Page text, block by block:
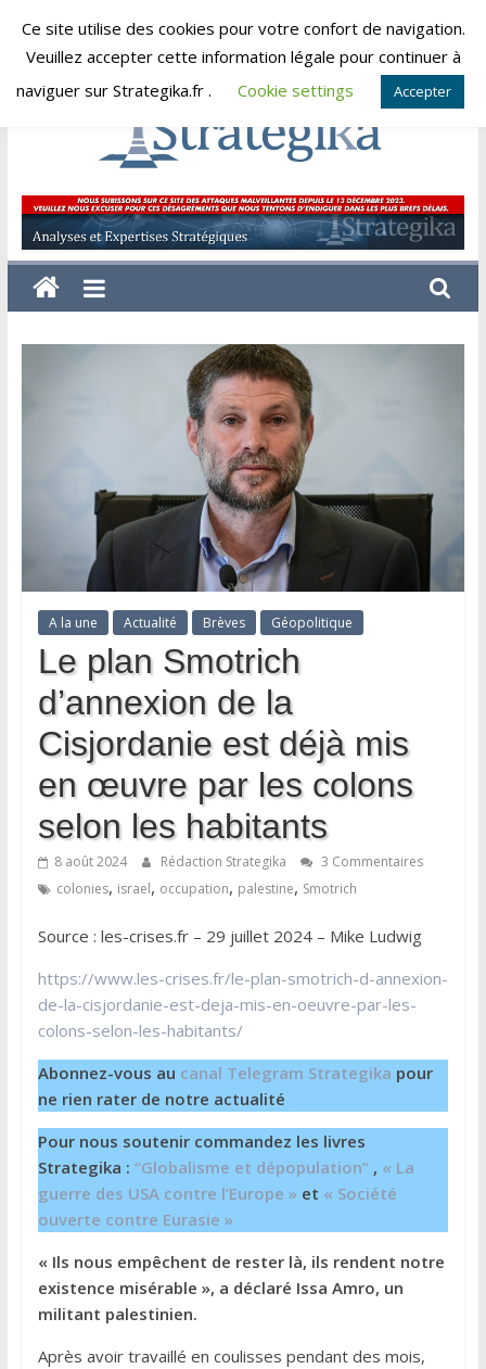
Skip
jeudi, août 6, 2026
Strategika
Expertise
et
Analyses
A la une Actualité Brèves Géopolitique
Le plan Smotrich
d’annexion de la
Cisjordanie est déjà mis
en œuvre par les colons
selon les habitants
8 août 2024 Rédaction Strategika
3 Commentaires
colonies, israel, occupation, palestine, Smotrich
Source : les-crises.fr – 29 juillet 2024 – Mike Ludwig
https://www.les-crises.fr/le-plan-smotrich-d-annexion-
de-la-cisjordanie-est-deja-mis-en-oeuvre-par-les-
colons-selon-les-habitants/
Abonnez-vous au canal Telegram Strategika pour
ne rien rater de notre actualité
Pour nous soutenir commandez les livres
Strategika : “Globalisme et dépopulation”, « La
guerre des USA contre l’Europe » et « Société
ouverte contre Eurasie »
« Ils nous empêchent de rester là, ils rendent notre
existence misérable », a déclaré Issa Amro, un
militant palestinien.
Après avoir travaillé en coulisses pendant des mois,
Ce site utilise des cookies pour votre confort de navigation.
Veuillez accepter cette information légale pour continuer à
naviguer sur Strategika.fr .
Cookie settings Accepter